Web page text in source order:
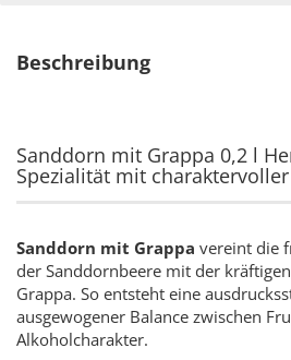
Beschreibung
Sanddorn mit Grappa 0,2 l
Spezialität mit
Sanddorn mit Grappa vereint die
der Sanddornbeere mit der
Grappa. So entsteht eine
ausgewogener Balance zwischen
Alkoholcharakter.